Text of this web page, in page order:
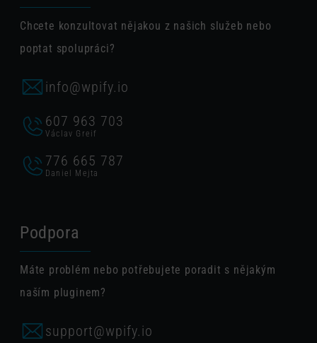
Chcete konzultovat nějakou z našich služeb nebo
poptat spolupráci?
info@wpify.io
607 963 703
Václav Greif
776 665 787
Daniel Mejta
Podpora
Máte problém nebo potřebujete poradit s nějakým
naším pluginem?
support@wpify.io